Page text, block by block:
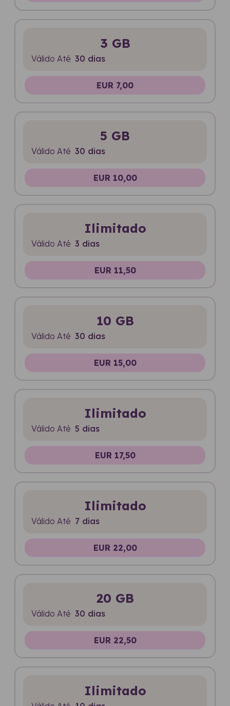
3 GB
Válido Até 30 dias
EUR 7,00
5 GB
Válido Até 30 dias
EUR 10,00
Ilimitado
Válido Até 3 dias
EUR 11,50
10 GB
Válido Até 30 dias
EUR 15,00
Ilimitado
Válido Até 5 dias
EUR 17,50
Ilimitado
Válido Até 7 dias
EUR 22,00
20 GB
Válido Até 30 dias
EUR 22,50
Ilimitado